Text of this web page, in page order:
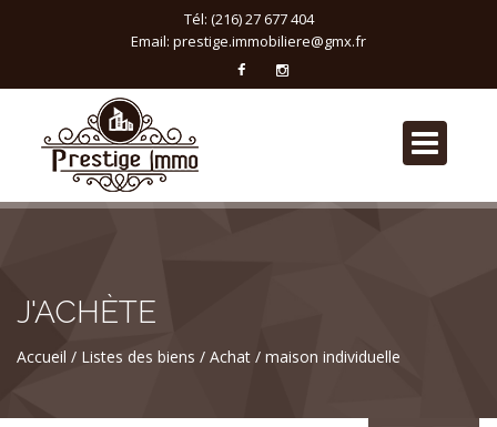
Tél: (216) 27 677 404
Email: prestige.immobiliere@gmx.fr
J'ACHÈTE
Accueil Listes des biens Achat maison individuelle